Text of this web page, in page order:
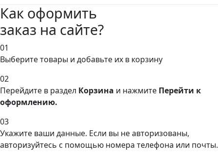
Как оформить
заказ на сайте?
01
Выберите товары и добавьте их в корзину
02
Перейдите в раздел Корзина и нажмите Перейти к
оформлению.
03
Укажите ваши данные. Если вы не авторизованы,
авторизуйтесь с помощью номера телефона или почты.